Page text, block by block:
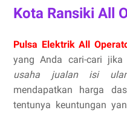
Kota Ransiki All
Pulsa Elektrik All
yang Anda cari-cari
usaha jualan isi
mendapatkan harga
tentunya keuntungan